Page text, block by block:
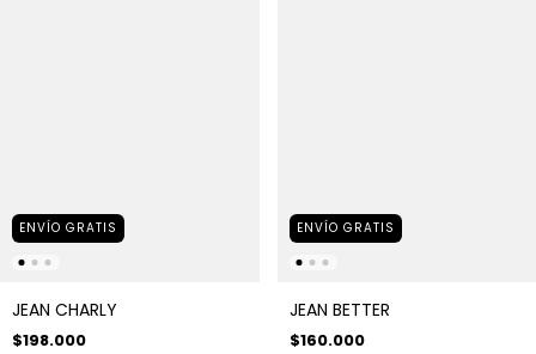
ENVÍO GRATIS
JEAN CHARLY
$198.000
ENVÍO GRATIS
JEAN BETTER
$160.000